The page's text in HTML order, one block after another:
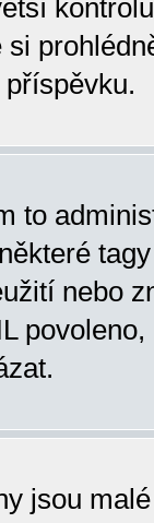
to
nebo
jsou